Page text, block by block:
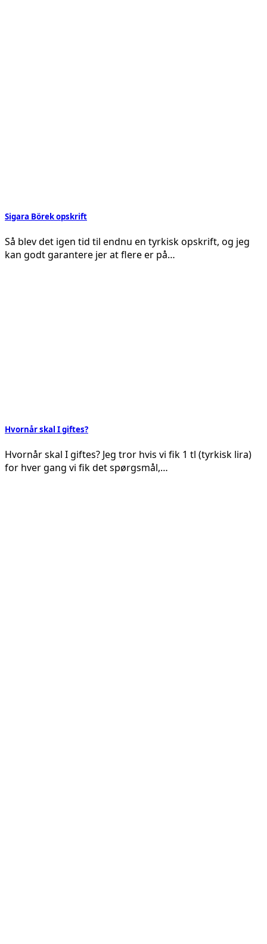
Sigara Börek opskrift
Så blev det igen tid til endnu en tyrkisk opskrift, og jeg
kan godt garantere jer at flere er på…
Hvornår skal I giftes?
Hvornår skal I giftes? Jeg tror hvis vi fik 1 tl (tyrkisk lira)
for hver gang vi fik det spørgsmål,…